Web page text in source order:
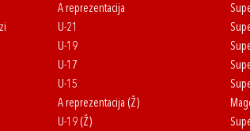
A reprezentacija
U-21
U-19
U-17
U-15
A reprezentacija (Ž)
U-19 (Ž)